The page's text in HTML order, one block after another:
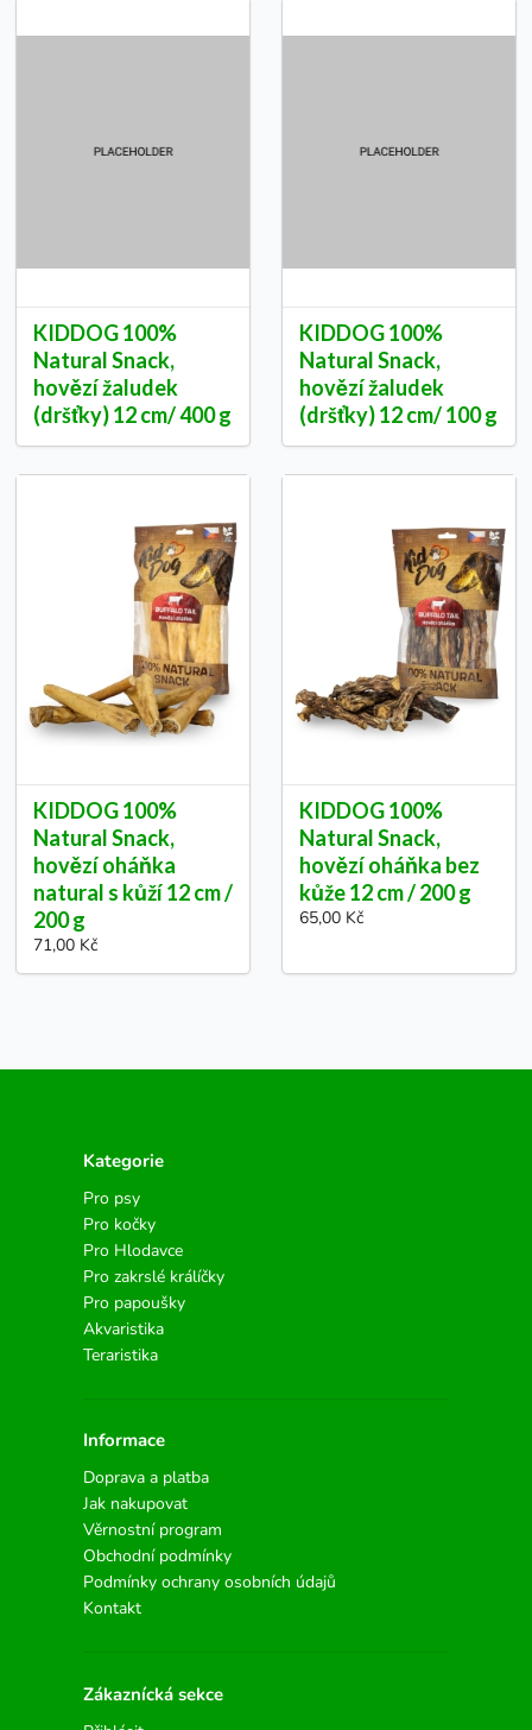
KIDDOG 100%
Natural Snack,
hovězí žaludek
(dršťky) 12 cm/ 400 g
KIDDOG 100%
Natural Snack,
hovězí žaludek
(dršťky) 12 cm/ 100 g
KIDDOG 100%
Natural Snack,
hovězí oháňka
natural s kůží 12 cm /
200 g
71,00 Kč
KIDDOG 100%
Natural Snack,
hovězí oháňka bez
kůže 12 cm / 200 g
65,00 Kč
Kategorie
Pro psy
Pro kočky
Pro Hlodavce
Pro zakrslé králíčky
Pro papoušky
Akvaristika
Teraristika
Informace
Doprava a platba
Jak nakupovat
Věrnostní program
Obchodní podmínky
Podmínky ochrany osobních údajů
Kontakt
Zákaznícká sekce